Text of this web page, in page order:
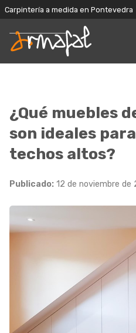
Carpintería a medida en Pontevedra
¿Qué muebles
son ideales
techos altos?
Publicado: 12 de noviembre de